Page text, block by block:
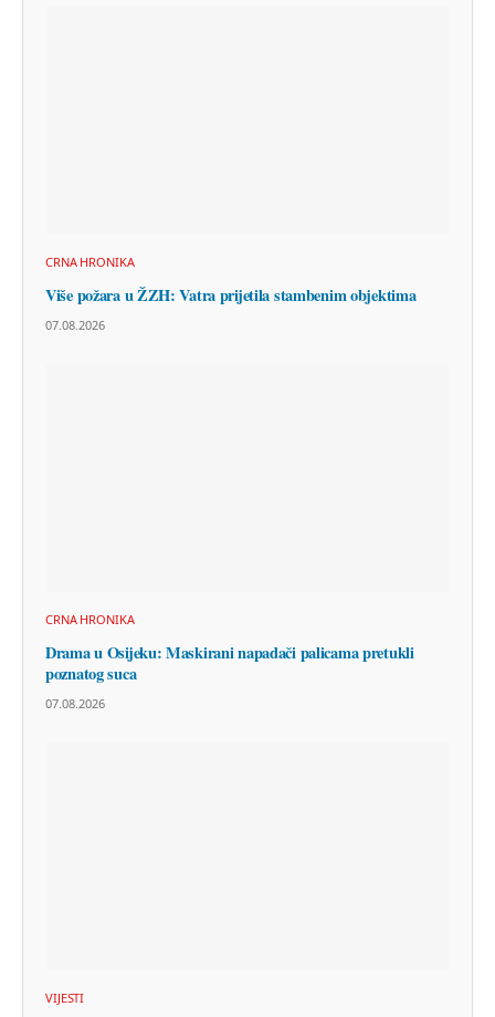
CRNA HRONIKA
Više požara u ŽZH: Vatra prijetila stambenim objektima
07.08.2026
CRNA HRONIKA
Drama u Osijeku: Maskirani napadači palicama pretukli
poznatog suca
07.08.2026
VIJESTI